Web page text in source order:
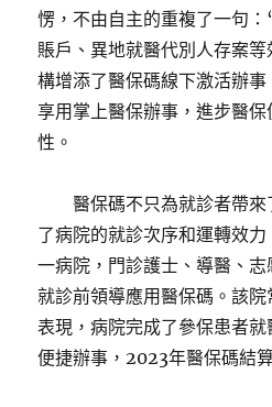
愣，不由自主的重複了一句
賬戶、異地就醫代別人存案
構增添了醫保碼線下激活辦
享用掌上醫保辦事，進步醫
性。
醫保碼不只為就診者帶
了病院的就診次序和運轉效
一病院，門診護士、導醫、
就診前領導應用醫保碼。該
表現，病院完成了參保患者
便捷辦事，2023年醫保碼結